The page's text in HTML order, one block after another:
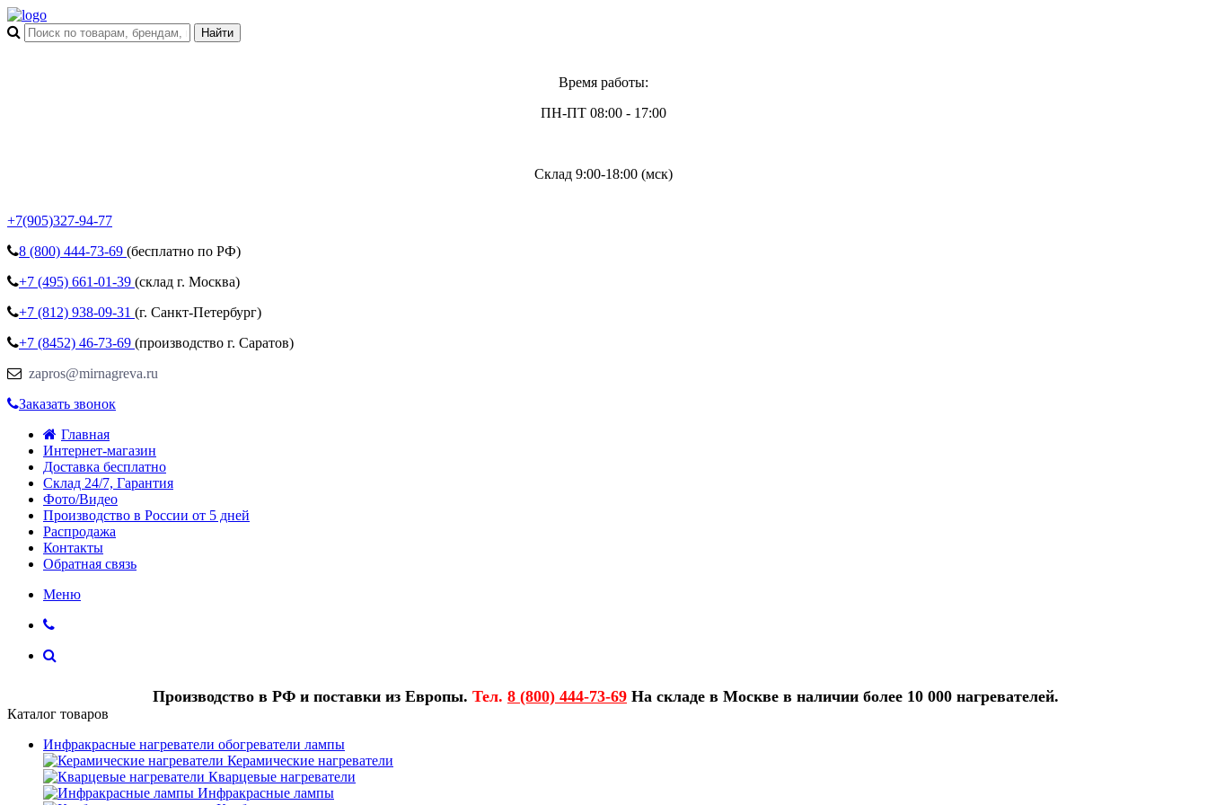
Время работы:
ПН-ПТ 08:00 - 17:00
Склад 9:00-18:00 (мск)
+7(905)327-94-77
8 (800) 444-73-69 (бесплатно по РФ)
+7 (495) 661-01-39 (склад г. Москва)
+7 (812) 938-09-31 (г. Санкт-Петербург)
+7 (8452) 46-73-69 (производство г. Саратов)
zapros@mirnagreva.ru
Заказать звонок
Главная
Интернет-магазин
Доставка бесплатно
Склад 24/7, Гарантия
Фото/Видео
Производство в России от 5 дней
Распродажа
Контакты
Обратная связь
Меню
Производство в РФ и поставки из Европы. Тел. 8 (800) 444-73-69 На складе в Москве в наличии более 10 000 нагревателей.
Каталог товаров
Инфракрасные нагреватели обогреватели лампы
Керамические нагреватели
Кварцевые нагреватели
Инфракрасные лампы